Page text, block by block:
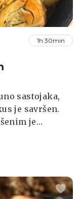
1h 30min
sastojaka,
je savršen.
je
u blitvi.